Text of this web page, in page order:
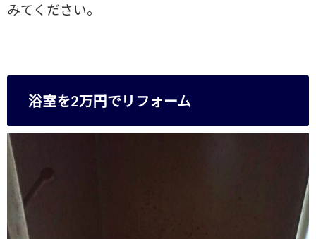
みてください。
浴室を2万円でリフォーム